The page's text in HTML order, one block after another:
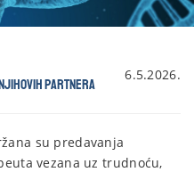
partnera
6.5.2026.
su predavanja
vezana uz trudnoću,